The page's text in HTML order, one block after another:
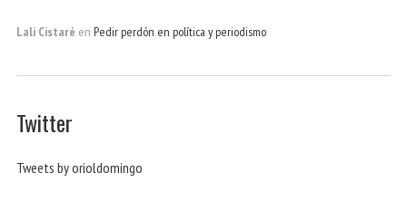
Lali Cistaré en Pedir perdón en política y periodismo
Twitter
Tweets by orioldomingo